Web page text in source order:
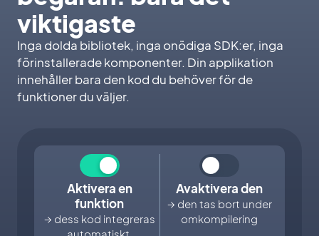
viktigaste
Inga dolda bibliotek, inga onödiga SDK:er, inga
förinstallerade komponenter. Din applikation
innehåller bara den kod du behöver för de
funktioner du väljer.
Aktivera en
funktion
→ dess kod integreras
Avaktivera den
→ den tas bort under
omkompilering